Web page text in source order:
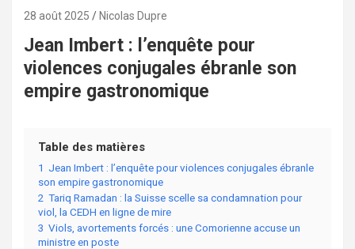
28 août 2025 Nicolas Dupre
Jean Imbert : l’enquête pour
violences conjugales ébranle son
empire gastronomique
Table des matières
1 Jean Imbert : l’enquête pour violences conjugales ébranle
son empire gastronomique
2 Tariq Ramadan : la Suisse scelle sa condamnation pour
viol, la CEDH en ligne de mire
3 Viols, avortements forcés : une Comorienne accuse un
ministre en poste